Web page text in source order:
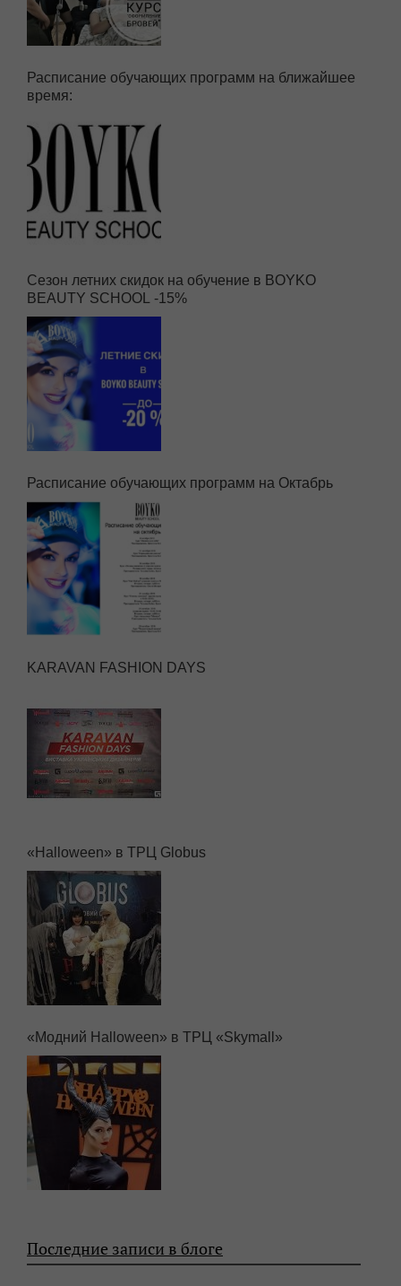
Расписание обучающих программ на ближайшее
время:
Сезон летних скидок на обучение в BOYKO
BEAUTY SCHOOL -15%
Расписание обучающих программ на Октабрь
KARAVAN FASHION DAYS
«Halloween» в ТРЦ Globus
«Модний Halloween» в ТРЦ «Skymall»
Последние записи в блоге